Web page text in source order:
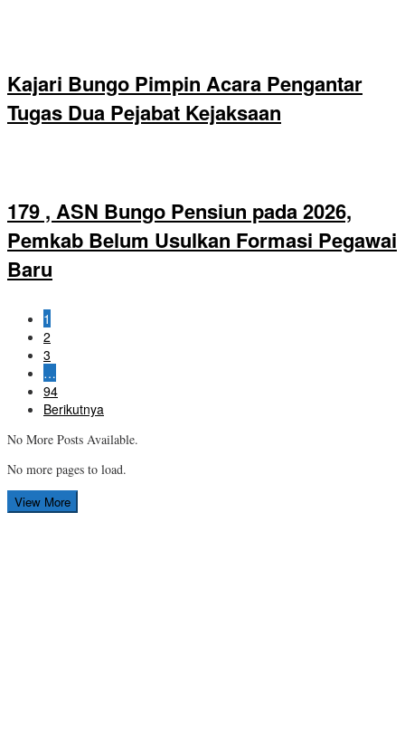
Kajari Bungo Pimpin Acara Pengantar
Tugas Dua Pejabat Kejaksaan
179 , ASN Bungo Pensiun pada 2026,
Pemkab Belum Usulkan Formasi Pegawai
Baru
1
2
3
…
94
Berikutnya
No More Posts Available.
No more pages to load.
View More